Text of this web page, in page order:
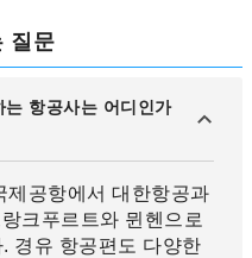
질문
항공사는 어디인가
공항에서 대한항공과
크푸르트와 뮌헨으로
경유 항공편도 다양한